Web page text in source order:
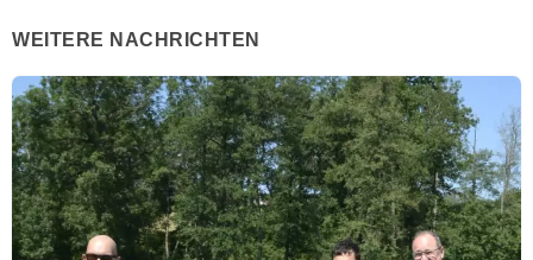
WEITERE NACHRICHTEN